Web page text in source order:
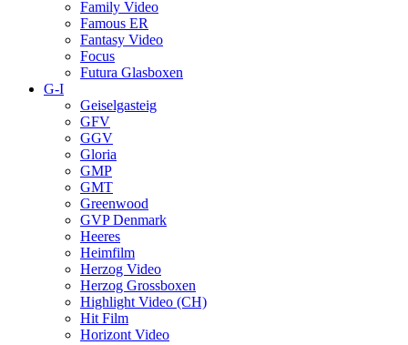
Family Video
Famous ER
Fantasy Video
Focus
Futura Glasboxen
G-I
Geiselgasteig
GFV
GGV
Gloria
GMP
GMT
Greenwood
GVP Denmark
Heeres
Heimfilm
Herzog Video
Herzog Grossboxen
Highlight Video (CH)
Hit Film
Horizont Video